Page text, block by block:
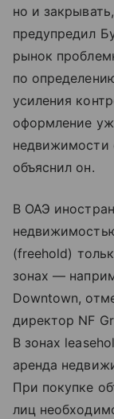
но и
предупредил
рынок
по
усиления
оформление
недвижимости
объяснил он.
В ОАЭ
(freehold)
зонах —
Downtown,
директор NF
В зонах
аренда
При покупке
лиц